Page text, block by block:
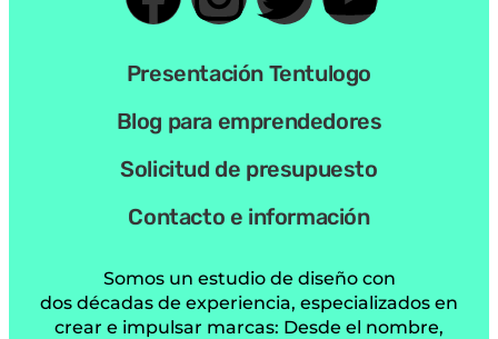
Presentación Tentulogo
Blog para emprendedores
Solicitud de presupuesto
Contacto e información
Somos un estudio de diseño con
dos décadas de experiencia, especializados en
crear e impulsar marcas: Desde el nombre,